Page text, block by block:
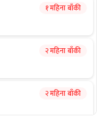
१ महिना बाँकी
२ महिना बाँकी
२ महिना बाँकी